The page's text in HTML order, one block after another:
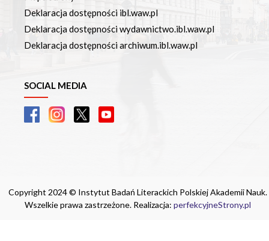
Deklaracja dostępności ibl.waw.pl
Deklaracja dostępności wydawnictwo.ibl.waw.pl
Deklaracja dostępności archiwum.ibl.waw.pl
SOCIAL MEDIA
Copyright 2024 © Instytut Badań Literackich Polskiej Akademii Nauk.
Wszelkie prawa zastrzeżone. Realizacja: perfekcyjneStrony.pl